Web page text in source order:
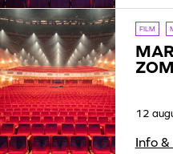
FILM
12
Info